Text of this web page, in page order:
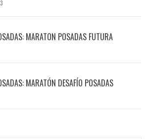
MARATON POSADAS FUTURA
MARATÓN DESAFÍO POSADAS